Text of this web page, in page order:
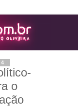
o